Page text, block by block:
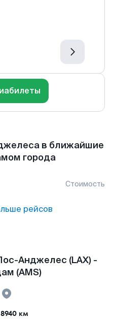
в ближайшие
города
Стоимость
рейсов
Анджелес (LAX) -
(AMS)
8940 км